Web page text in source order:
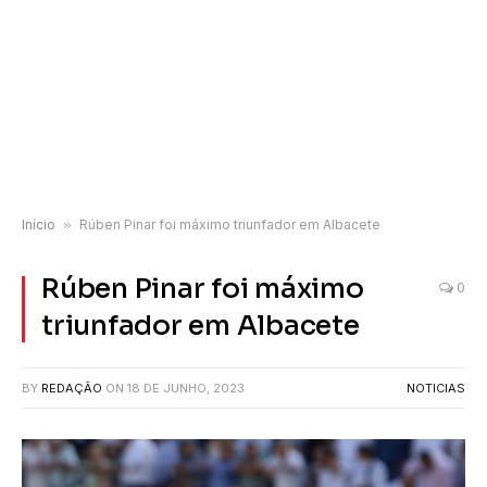
Início » Rúben Pinar foi máximo triunfador em Albacete
Rúben Pinar foi máximo
triunfador em Albacete
0
BY REDAÇÃO ON 18 DE JUNHO, 2023 NOTICIAS